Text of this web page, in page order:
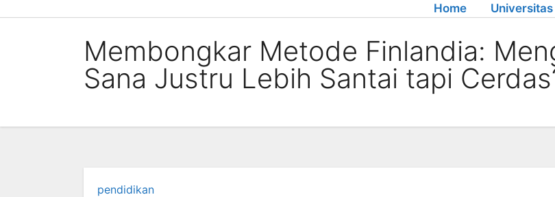
Home Universitas
Membongkar Metode Finlandia:
Sana Justru Lebih Santai tapi
pendidikan